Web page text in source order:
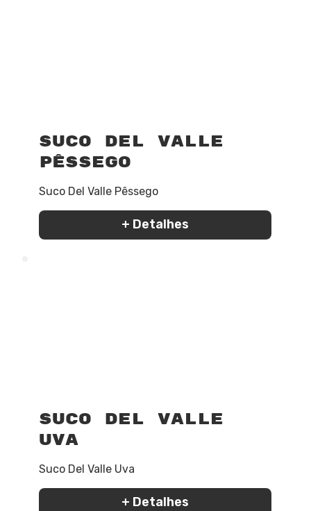
Suco Del Valle
Pêssego
Suco Del Valle Pêssego
+ Detalhes
Suco Del Valle
Uva
Suco Del Valle Uva
+ Detalhes